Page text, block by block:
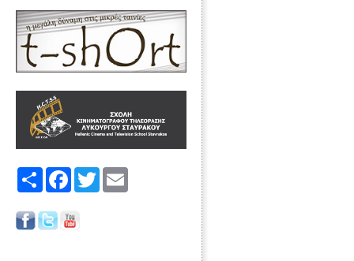
Share FacebookTwitter